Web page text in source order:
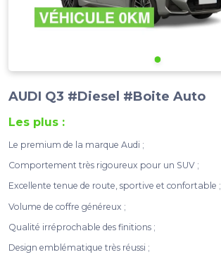
AUDI Q3 #Diesel #Boite Auto
Les plus :
Le premium de la marque Audi ;
Comportement très rigoureux pour un SUV ;
Excellente tenue de route, sportive et confortable ;
Volume de coffre généreux ;
Qualité irréprochable des finitions ;
Design emblématique très réussi ;